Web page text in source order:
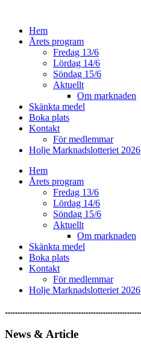
innehållHem
Årets program
Fredag 13/6
Lördag 14/6
Söndag 15/6
Aktuellt
Om marknaden
Skänkta medel
Boka plats
Kontakt
För medlemmar
Holje Marknadslotteriet 2026
Hem
Årets program
Fredag 13/6
Lördag 14/6
Söndag 15/6
Aktuellt
Om marknaden
Skänkta medel
Boka plats
Kontakt
För medlemmar
Holje Marknadslotteriet 2026
News & Article